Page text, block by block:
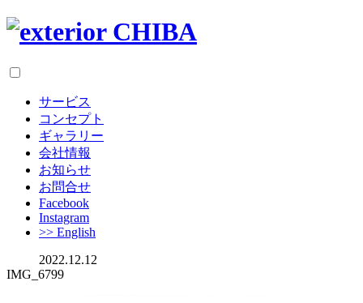
サービス
コンセプト
ギャラリー
会社情報
お知らせ
お問合せ
Facebook
Instagram
>> English
2022.12.12
IMG_6799